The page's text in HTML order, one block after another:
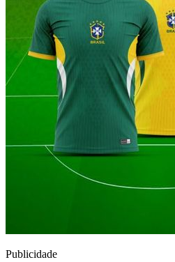
Publicidade